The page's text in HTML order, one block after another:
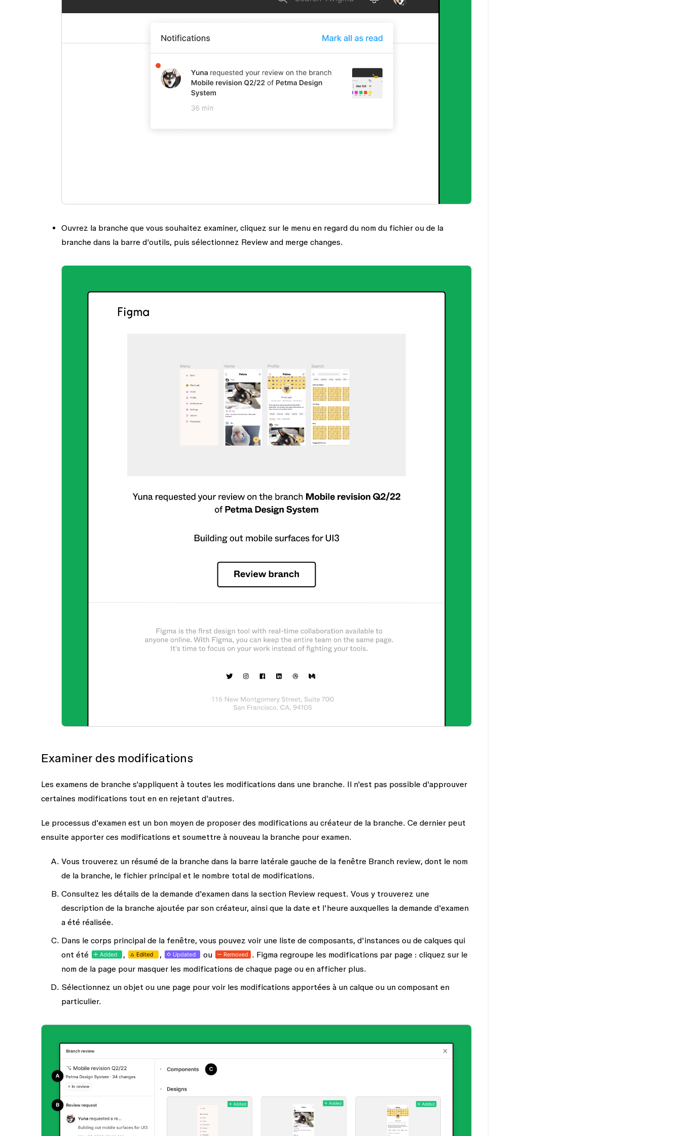
Ouvrez la branche que vous souhaitez examiner, cliquez sur le menu en regard du nom du fichier ou de la
branche dans la barre d'outils, puis sélectionnez Review and merge changes.
Examiner des modifications
Les examens de branche s'appliquent à toutes les modifications dans une branche. Il n'est pas possible d'approuver
certaines modifications tout en en rejetant d'autres.
Le processus d'examen est un bon moyen de proposer des modifications au créateur de la branche. Ce dernier peut
ensuite apporter ces modifications et soumettre à nouveau la branche pour examen.
Vous trouverez un résumé de la branche dans la barre latérale gauche de la fenêtre Branch review, dont le nom
de la branche, le fichier principal et le nombre total de modifications.
Consultez les détails de la demande d'examen dans la section Review request. Vous y trouverez une
description de la branche ajoutée par son créateur, ainsi que la date et l'heure auxquelles la demande d'examen
a été réalisée.
Dans le corps principal de la fenêtre, vous pouvez voir une liste de composants, d'instances ou de calques qui
ont été
, , ou
. Figma regroupe les modifications par page : cliquez sur le
nom de la page pour masquer les modifications de chaque page ou en afficher plus.
Sélectionnez un objet ou une page pour voir les modifications apportées à un calque ou un composant en
particulier.